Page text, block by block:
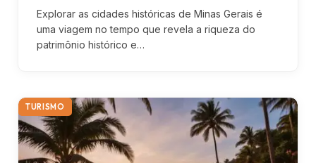
Explorar as cidades históricas de Minas Gerais é
uma viagem no tempo que revela a riqueza do
patrimônio histórico e…
TURISMO